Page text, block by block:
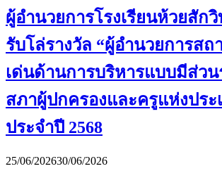
ผู้อำนวยการโรงเรียนห้วยสัก
รับโล่รางวัล “ผู้อำนวยการส
เด่นด้านการบริหารแบบมีส่วน
สภาผู้ปกครองและครูแห่งประ
ประจำปี 2568
25/06/202630/06/2026